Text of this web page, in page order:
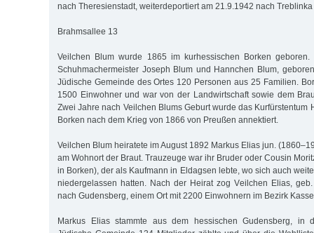
nach Theresienstadt, weiterdeportiert am 21.9.1942 nach Treblinka
Brahmsallee 13
Veilchen Blum wurde 1865 im kurhessischen Borken
Schuhmachermeister Joseph Blum und Hannchen Blum,
Jüdische Gemeinde des Ortes 120 Personen aus 25 Familien.
1500 Einwohner und war von der Landwirtschaft sowie dem
Zwei Jahre nach Veilchen Blums Geburt wurde das Kurfürstentum
Borken nach dem Krieg von 1866 von Preußen annektiert.
Veilchen Blum heiratete im August 1892 Markus Elias jun.
am Wohnort der Braut. Trauzeuge war ihr Bruder oder Cousin
in Borken), der als Kaufmann in Eldagsen lebte, wo sich auch
niedergelassen hatten. Nach der Heirat zog Veilchen Elias,
nach Gudensberg, einem Ort mit 2200 Einwohnern im Bezirk
Markus Elias stammte aus dem hessischen Gudensberg, in